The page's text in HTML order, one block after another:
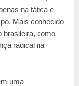
na tática e
Mais conhecido
brasileira, como
radical na
uma